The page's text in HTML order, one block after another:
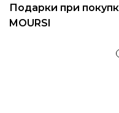
Подарки при
MOURSI